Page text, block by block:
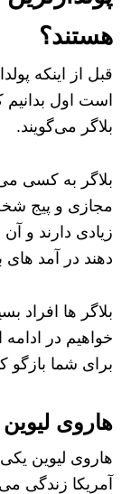
هستند؟
قبل از اینکه
است اول
بلاگر می‌گویند.
بلاگر به کسی
مجازی و پیج
زیادی دارند و
دهند در آمد های
بلاگر ها افراد
خواهیم در ادامه
برای شما بازگو
هاروی لیوین
هاروی لیوین
آمریکا زندگی